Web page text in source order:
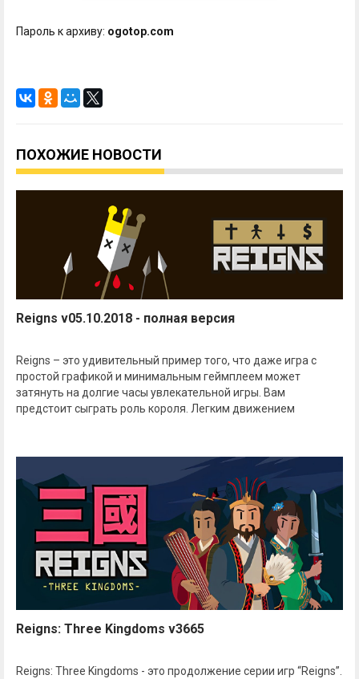
Пароль к архиву: ogotop.com
ПОХОЖИЕ НОВОСТИ
Reigns v05.10.2018 - полная версия
Reigns – это удивительный пример того, что даже игра с
простой графикой и минимальным геймплеем может
затянуть на долгие часы увлекательной игры. Вам
предстоит сыграть роль короля. Легким движением
Reigns: Three Kingdoms v3665
Reigns: Three Kingdoms - это продолжение серии игр “Reigns”.